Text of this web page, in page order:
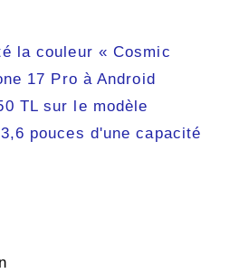
la couleur « Cosmic
17 Pro à Android
TL sur le modèle
pouces d'une capacité